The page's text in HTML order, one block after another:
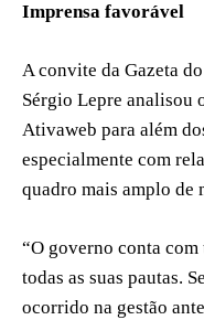
Imprensa favorável
A convite da Gazeta
Sérgio Lepre analisou
Ativaweb para além
especialmente com
quadro mais amplo de
“O governo conta
todas as suas pautas.
ocorrido na gestão